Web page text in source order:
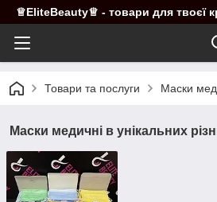
♕EliteBeauty♕ - товари для твоєї
Товари та послуги Маски
Маски медичні в унікальних